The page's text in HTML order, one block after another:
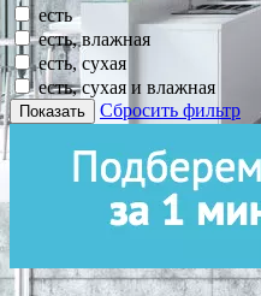
есть
есть, влажная
есть, сухая
есть, сухая и влажная
Показать Сбросить фильтр